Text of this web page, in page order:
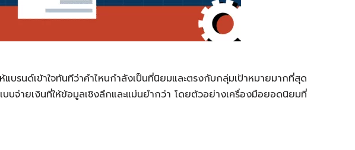
บรนด์เข้าใจทันทีว่าคำไหนกำลังเป็นที่นิยมและตรงกับกลุ่มเป้าหมายมากที่สุด
บจ่ายเงินที่ให้ข้อมูลเชิงลึกและแม่นยำกว่า โดยตัวอย่างเครื่องมือยอดนิยมที่